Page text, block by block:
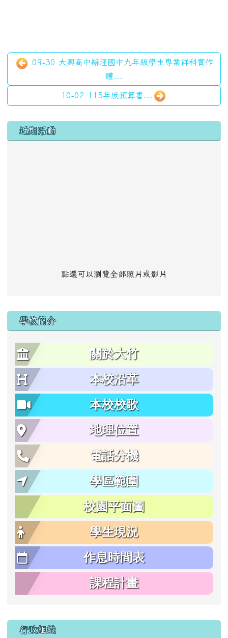
09-30 大興高中辦理國中九年級學生專業群科實作
體...
10-02 115年度預算書...
左邊區域內容
近期活動
點選可以瀏覽全部照片或影片
學校簡介
關於大竹
本校沿革
本校校歌
地理位置
電話分機
學區範圍
校園平面圖
學生現況
作息時間表
課程計畫
行政組織